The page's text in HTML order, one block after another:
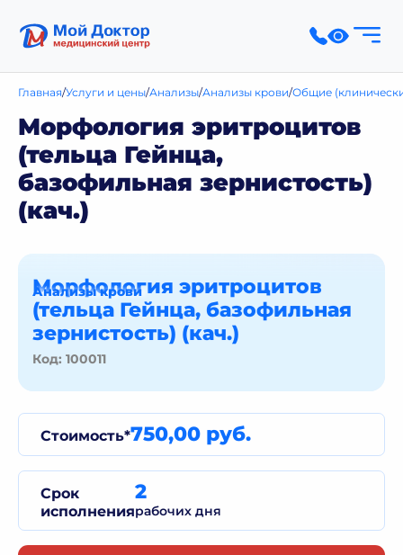
Главная Услуги и цены Анализы Анализы крови Общие
Морфология эритроцитов
(тельца Гейнца,
базофильная зернистость)
(кач.)
Морфология эритроцитов
(тельца Гейнца, базофильная
зернистость) (кач.)
Код: 100011
Анализы крови
Стоимость*750,00 руб.
Срок
исполнения
2
рабочих дня